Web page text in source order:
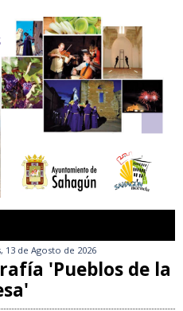
13 de Agosto de 2026
'Pueblos de la